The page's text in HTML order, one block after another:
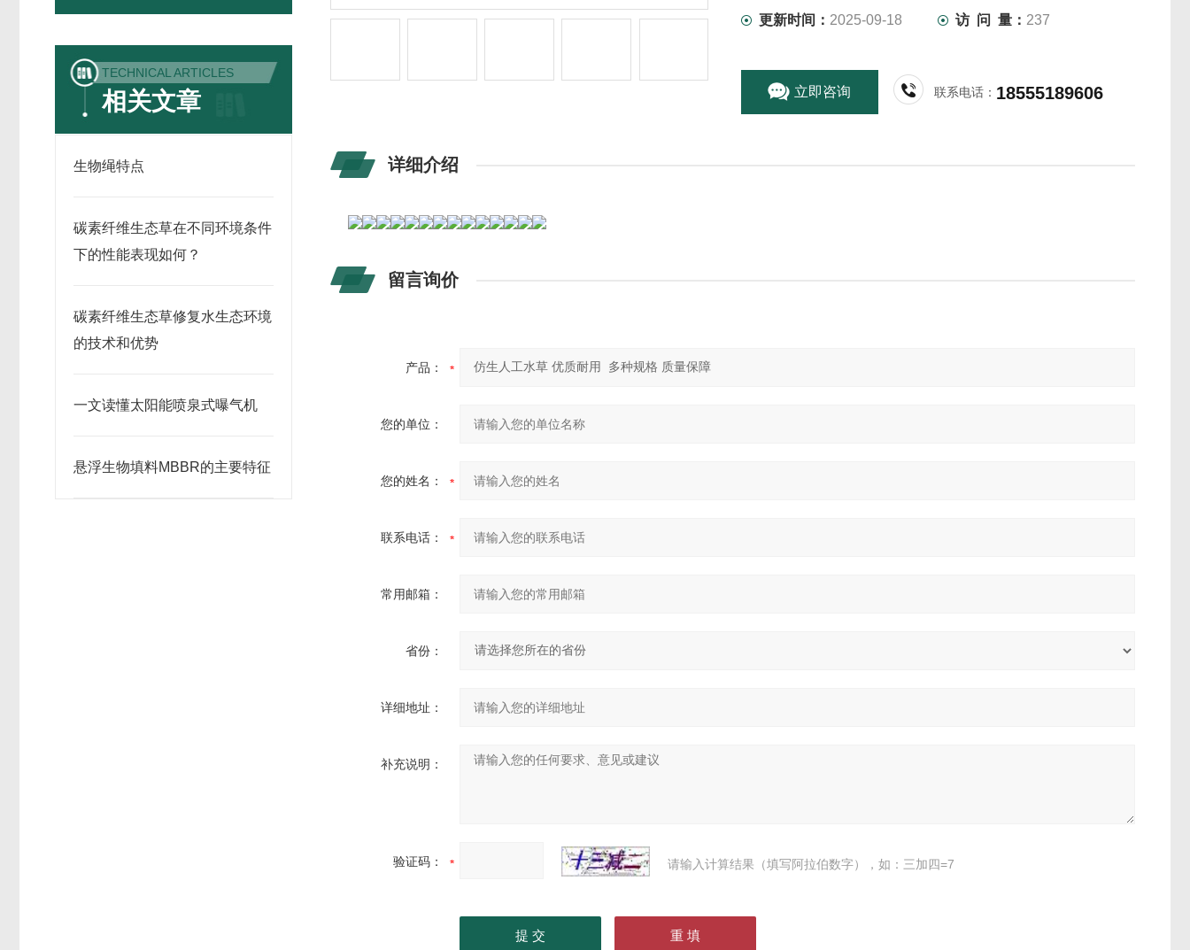
TECHNICAL ARTICLES
相关文章
生物绳特点
碳素纤维生态草在不同环境条件
下的性能表现如何？
碳素纤维生态草修复水生态环境
的技术和优势
一文读懂太阳能喷泉式曝气机
悬浮生物填料MBBR的主要特征
更新时间： 2025-09-18 访 问 量： 237
立即咨询 联系电话： 18555189606
详细介绍
留言询价
产品：
您的单位：
您的姓名：
联系电话：
常用邮箱：
省份：
详细地址：
补充说明：
验证码： 请输入计算结果（填写阿拉伯数字），如：三加四=7